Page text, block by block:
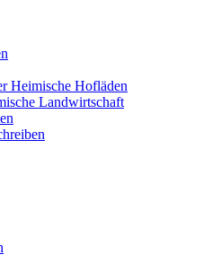
Heimische Hofläden
Landwirtschaft